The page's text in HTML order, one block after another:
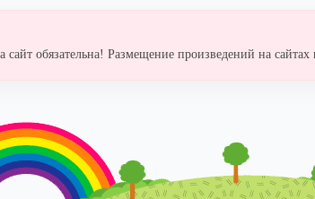
обязательна! Размещение произведений на сайтах